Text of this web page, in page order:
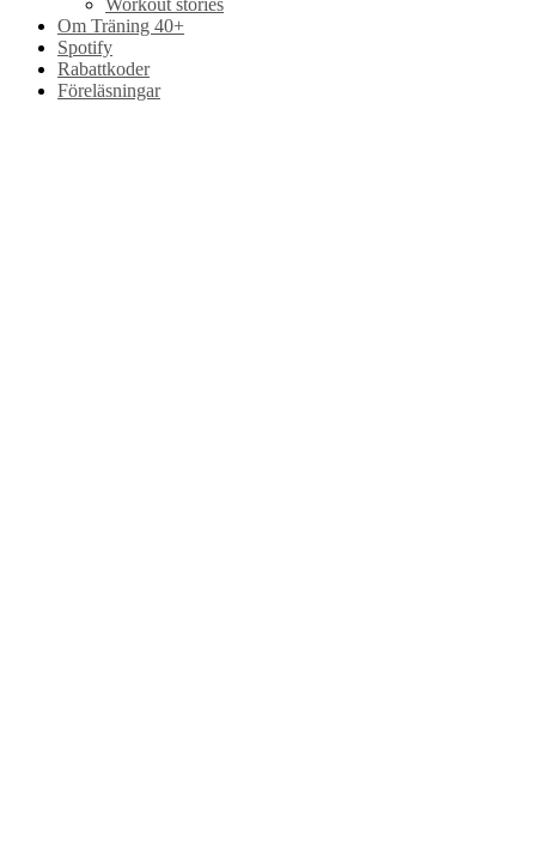
Om Träning 40+
Spotify
Rabattkoder
Föreläsningar